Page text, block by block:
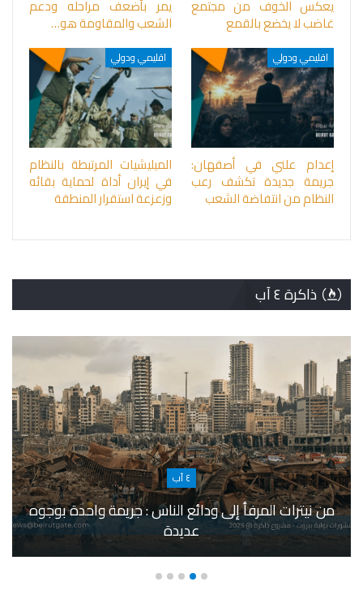
يعكس الخوف من مجتمع
غاضب لا يخضع بالقمع
يمر بأضعف مراحله ودعم
الشعب والمقاومة هو…
اقليمي ودولي
إعدام علني في أصفهان:
جريمة جديدة تكشف رعب
النظام من انتفاضة الشعب
اقليمي ودولي
الميليشيات المرتبطة بالنظام
في إيران أداة لحماية بقائه
وزعزعة استقرار المنطقة
ذاكرة ٤ آب
٤ آب
من نيترات المرفأ إلى ودائع الناس : جريمة واحدة بوجوه
عديدة